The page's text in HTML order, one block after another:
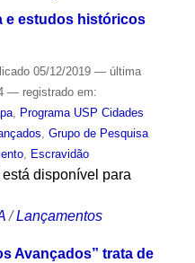
e estudos históricos
05/12/2019 — última
— registrado em:
, Programa USP Cidades
Grupo de Pesquisa
, Escravidão
disponível para
/Lançamentos
Avançados” trata de